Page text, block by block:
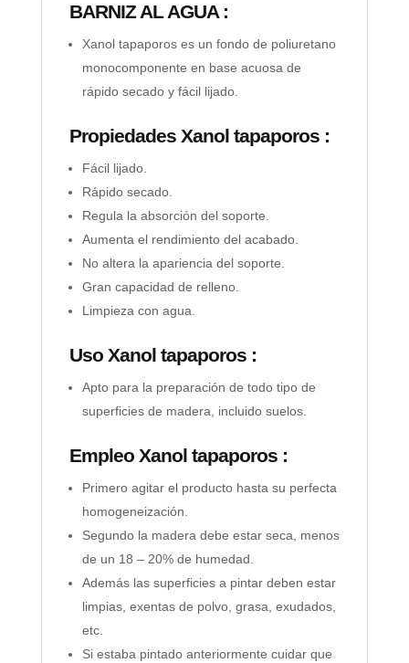
BARNIZ AL AGUA :
Xanol tapaporos es un fondo de poliuretano
monocomponente en base acuosa de
rápido secado y fácil lijado.
Propiedades Xanol tapaporos :
Fácil lijado.
Rápido secado.
Regula la absorción del soporte.
Aumenta el rendimiento del acabado.
No altera la apariencia del soporte.
Gran capacidad de relleno.
Limpieza con agua.
Uso Xanol tapaporos :
Apto para la preparación de todo tipo de
superficies de madera, incluido suelos.
EmpleoXanol tapaporos :
Primero agitar el producto hasta su perfecta
homogeneización.
Segundo la madera debe estar seca, menos
de un 18 – 20% de humedad.
Además las superficies a pintar deben estar
limpias, exentas de polvo, grasa, exudados,
etc.
Si estaba pintado anteriormente cuidar que